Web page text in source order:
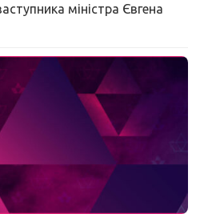
міністра Євгена